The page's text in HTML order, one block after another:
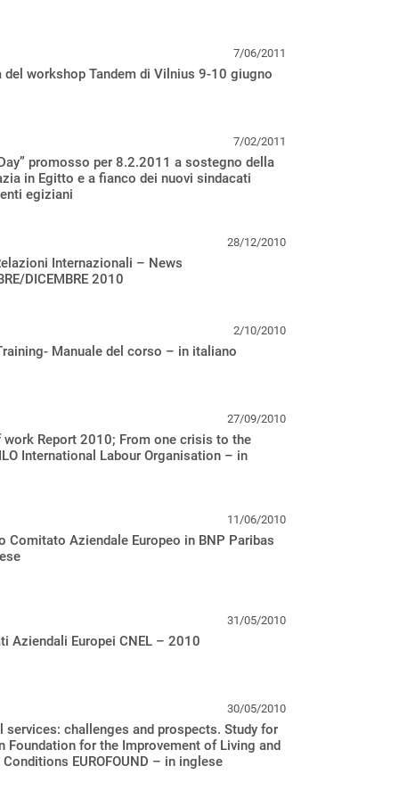
7/06/2011
del workshop Tandem di Vilnius 9-10 giugno
7/02/2011
promosso per 8.2.2011 a sostegno della
in Egitto e a fianco dei nuovi sindacati
egiziani
28/12/2010
Internazionali – News
DICEMBRE 2010
2/10/2010
Manuale del corso – in italiano
27/09/2010
work Report 2010; From one crisis to the
International Labour Organisation – in
11/06/2010
Comitato Aziendale Europeo in BNP Paribas
31/05/2010
Aziendali Europei CNEL – 2010
30/05/2010
services: challenges and prospects. Study for
Foundation for the Improvement of Living and
EUROFOUND – in inglese